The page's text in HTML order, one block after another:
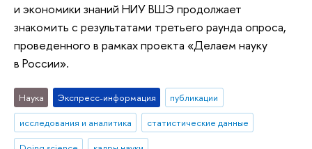
и экономики знаний НИУ ВШЭ продолжает
знакомить с результатами третьего раунда опроса,
проведенного в рамках проекта «Делаем науку
в России».
Наука Экспресс-информация
публикации
исследования и аналитика
статистические данные